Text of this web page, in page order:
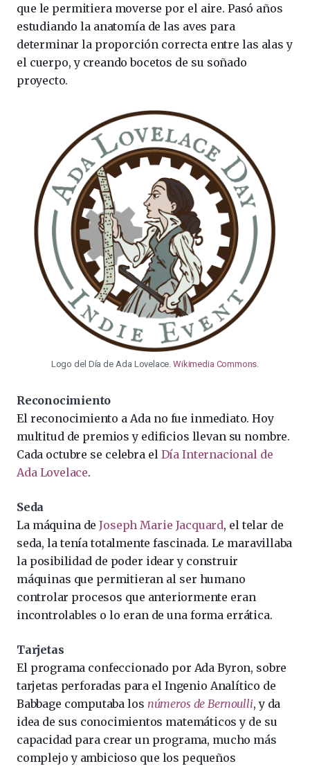
que le permitiera moverse por el aire. Pasó años
estudiando la anatomía de las aves para
determinar la proporción correcta entre las alas y
el cuerpo, y creando bocetos de su soñado
proyecto.
Logo del Día de Ada Lovelace.Wikimedia Commons
Reconocimiento
El reconocimiento a Ada no fue inmediato. Hoy
multitud de premios y edificios llevan su nombre.
Cada octubre se celebra el Día Internacional de
Ada Lovelace.
Seda
La máquina deJoseph Marie Jacquard, el telar de
seda, la tenía totalmente fascinada. Le maravillaba
la posibilidad de poder idear y construir
máquinas que permitieran al ser humano
controlar procesos que anteriormente eran
incontrolables o lo eran de una forma errática.
Tarjetas
El programa confeccionado por Ada Byron, sobre
tarjetas perforadas para el Ingenio Analítico de
Babbage computaba los números de Bernoulli, y da
idea de sus conocimientos matemáticos y de su
capacidad para crear un programa, mucho más
complejo y ambicioso que los pequeños